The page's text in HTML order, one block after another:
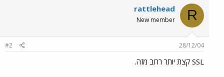
R
rattlehead
New member
28/12/04
#2
SSL קצת יותר רחב מזה.